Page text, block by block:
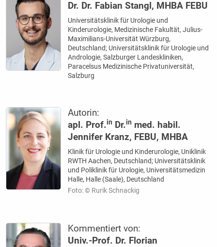
Dr. Dr. Fabian Stangl, MHBA FEBU
Universitätsklinik für Urologie und
Kinderurologie, Medizinische Fakultät, Julius-
Maximilians-Universität Würzburg,
Deutschland; Universitätsklinik für Urologie und
Andrologie, Salzburger Landeskliniken,
Paracelsus Medizinische Privatuniversität,
Salzburg
Autorin:
apl. Prof.in Dr.in med. habil.
Jennifer Kranz, FEBU, MHBA
Klinik für Urologie und Kinderurologie, Uniklinik
RWTH Aachen, Deutschland; Universitätsklinik
und Poliklinik für Urologie, Universitätsmedizin
Halle, Halle (Saale), Deutschland
Foto: © Rurik Schnackig
Kommentiert von:
Univ.-Prof. Dr. Florian